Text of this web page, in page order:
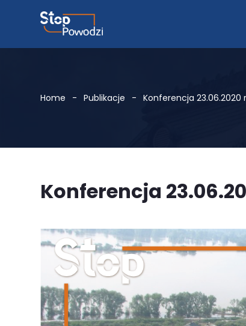
Home Publikacje Konferencja 23.06.2020
Konferencja